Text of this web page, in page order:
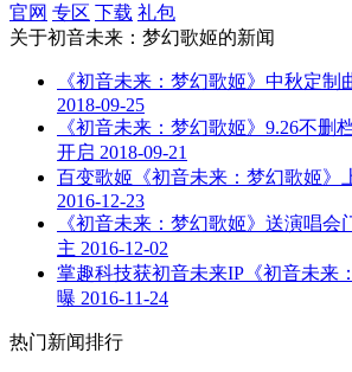
官网 专区 下载 礼包
关于初音未来：梦幻歌姬的新闻
《初音未来：梦幻歌姬》中秋定制
2018-09-25
《初音未来：梦幻歌姬》9.26不删
开启 2018-09-21
百变歌姬《初音未来：梦幻歌姬》
2016-12-23
《初音未来：梦幻歌姬》送演唱会
主 2016-12-02
掌趣科技获初音未来IP《初音未来
曝 2016-11-24
热门新闻排行